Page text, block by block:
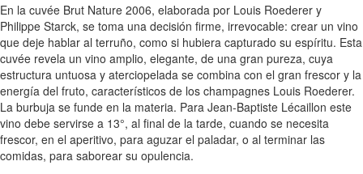
En la cuvée Brut Nature 2006, elaborada por Louis Roederer y
Philippe Starck, se toma una decisión firme, irrevocable: crear un vino
que deje hablar al terruño, como si hubiera capturado su espíritu. Esta
cuvée revela un vino amplio, elegante, de una gran pureza, cuya
estructura untuosa y aterciopelada se combina con el gran frescor y la
energía del fruto, característicos de los champagnes Louis Roederer.
La burbuja se funde en la materia. Para Jean-Baptiste Lécaillon este
vino debe servirse a 13°, al final de la tarde, cuando se necesita
frescor, en el aperitivo, para aguzar el paladar, o al terminar las
comidas, para saborear su opulencia.